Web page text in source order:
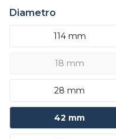
Diametro
114 mm
18 mm
28 mm
42 mm